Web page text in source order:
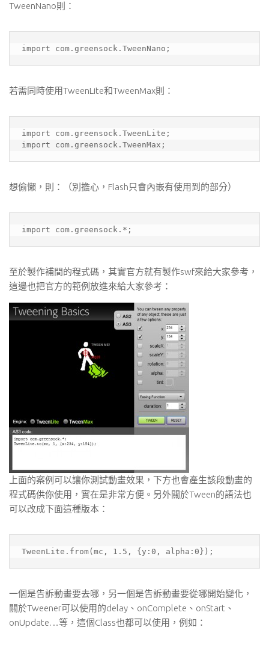
TweenNano則：
import com.greensock.TweenNano;
若需同時使用TweenLite和TweenMax則：
import com.greensock.TweenLite;
import com.greensock.TweenMax;
想偷懶，則：（別擔心，Flash只會內嵌有使用到的部分）
import com.greensock.*;
至於製作補間的程式碼，其實官方就有製作swf來給大家參考，
這邊也把官方的範例放進來給大家參考：
上面的案例可以讓你測試動畫效果，下方也會產生該段動畫的
程式碼供你使用，實在是非常方便。另外關於Tween的語法也
可以改成下面這種版本：
TweenLite.from(mc, 1.5, {y:0, alpha:0});
一個是告訴動畫要去哪，另一個是告訴動畫要從哪開始變化，
關於Tweener可以使用的delay、onComplete、onStart、
onUpdate…等，這個Class也都可以使用，例如：